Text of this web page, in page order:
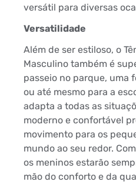
versátil para diversas
Versatilidade
Além de ser estiloso, o
Masculino também é
passeio no parque, uma
ou até mesmo para a
adapta a todas as
moderno e confortável
movimento para os
mundo ao seu redor.
os meninos estarão
mão do conforto e da